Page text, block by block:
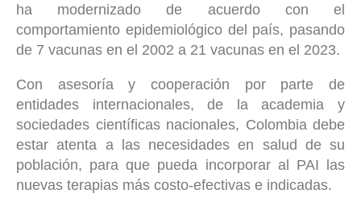
ha modernizado de acuerdo con el
comportamiento epidemiológico del país, pasando
de 7 vacunas en el 2002 a 21 vacunas en el 2023.
Con asesoría y cooperación por parte de
entidades internacionales, de la academia y
sociedades científicas nacionales, Colombia debe
estar atenta a las necesidades en salud de su
población, para que pueda incorporar al PAI las
nuevas terapias más costo-efectivas e indicadas.